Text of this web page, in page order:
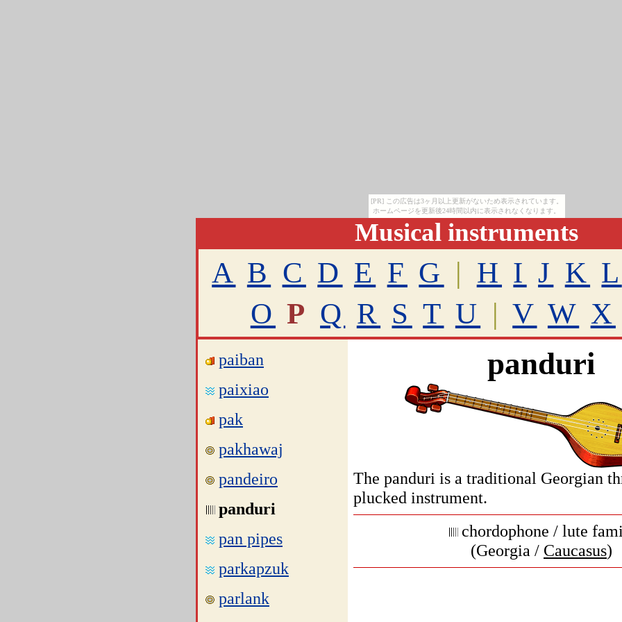
[PR] この広告は3ヶ月以上更新がないため表示されています。
ホームページを更新後24時間以内に表示されなくなります。
Musical instruments
A B C D E F G | H I J K L
O P Q R S T U | V W X
paiban
paixiao
pak
pakhawaj
pandeiro
panduri
pan pipes
parkapzuk
parlank
panduri
The panduri is a traditional Georgian
plucked instrument.
chordophone / lute
(Georgia / Caucasus)